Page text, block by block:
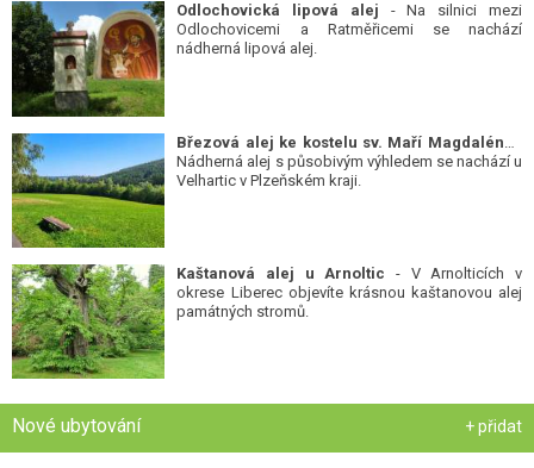
Odlochovická lipová alej - Na silnici mezi
Odlochovicemi a Ratměřicemi se nachází
nádherná lipová alej.
Nádherná alej s působivým výhledem se nachází u
Velhartic v Plzeňském kraji.
Kaštanová alej u Arnoltic - V Arnolticích v
okrese Liberec objevíte krásnou kaštanovou alej
památných stromů.
Nové ubytování + přidat